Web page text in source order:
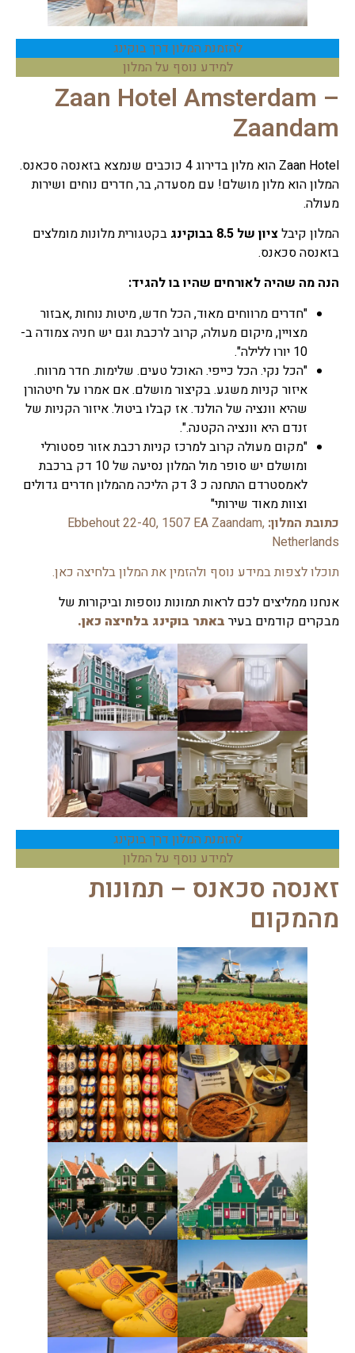
להזמנת המלון דרך בוקינג
למידע נוסף על המלון
Zaan Hotel Amsterdam –
Zaandam
Zaan Hotel הוא מלון בדירוג 4 כוכבים שנמצא בזאנסה סכאנס.
המלון הוא מלון מושלם! עם מסעדה, בר, חדרים נוחים ושירות
מעולה.
המלון קיבלציון של 8.5 בבוקינג
בקטגורית מלונות מומלצים
בזאנסה סכאנס.
הנה מה שהיה לאורחים שהיו בו להגיד:
"חדרים מרווחים מאוד, הכל חדש, מיטות נוחות ,אבזור
מצויין, מיקום מעולה, קרוב לרכבת וגם יש חניה צמודה ב-
10 יורו ללילה".
"הכל נקי. הכל כייפי. האוכל טעים. שלימות. חדר מרווח.
איזור קניות משגע. בקיצור מושלם. אם אמרו על חיטהורן
שהיא וונציה של הולנד. אז קבלו ביטול. איזור הקניות של
זנדם היא וונציה הקטנה.".
"מקום מעולה קרוב למרכז קניות רכבת אזור פסטורלי
ומושלם יש סופר מול המלון נסיעה של 10 דק ברכבת
לאמסטרדם התחנה כ 3 דק הליכה מהמלון חדרים גדולים
וצוות מאוד שירותי"
כתובת המלון: Ebbehout 22-40, 1507 EA Zaandam,
Netherlands
תוכלו לצפות במידע נוסף ולהזמין את המלון בלחיצה כאן.
אנחנו ממליצים לכם לראות תמונות נוספות וביקורות של
מבקרים קודמים בעיר באתר בוקינג בלחיצה כאן.
להזמנת המלון דרך בוקינג
למידע נוסף על המלון
זאנסה סכאנס – תמונות
מהמקום